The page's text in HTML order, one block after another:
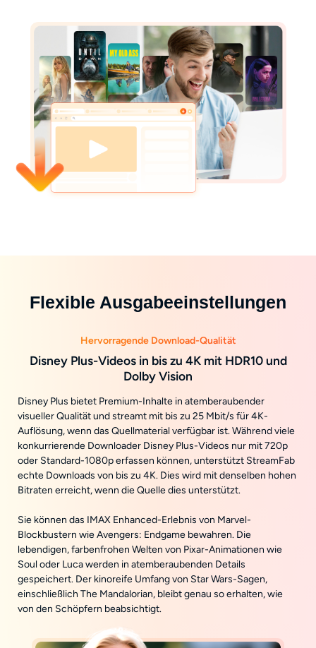
Flexible Ausgabeeinstellungen
Hervorragende Download-Qualität
Disney Plus-Videos in bis zu 4K mit HDR10 und
Dolby Vision
Disney Plus bietet Premium-Inhalte in atemberaubender
visueller Qualität und streamt mit bis zu 25 Mbit/s für 4K-
Auflösung, wenn das Quellmaterial verfügbar ist. Während viele
konkurrierende Downloader Disney Plus-Videos nur mit 720p
oder Standard-1080p erfassen können, unterstützt StreamFab
echte Downloads von bis zu 4K. Dies wird mit denselben hohen
Bitraten erreicht, wenn die Quelle dies unterstützt.
Sie können das IMAX Enhanced-Erlebnis von Marvel-
Blockbustern wie Avengers: Endgame bewahren. Die
lebendigen, farbenfrohen Welten von Pixar-Animationen wie
Soul oder Luca werden in atemberaubenden Details
gespeichert. Der kinoreife Umfang von Star Wars-Sagen,
einschließlich The Mandalorian, bleibt genau so erhalten, wie
von den Schöpfern beabsichtigt.